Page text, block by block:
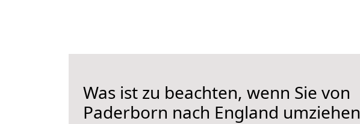
Was ist zu beachten, wenn Sie von
Paderborn nach England umziehen